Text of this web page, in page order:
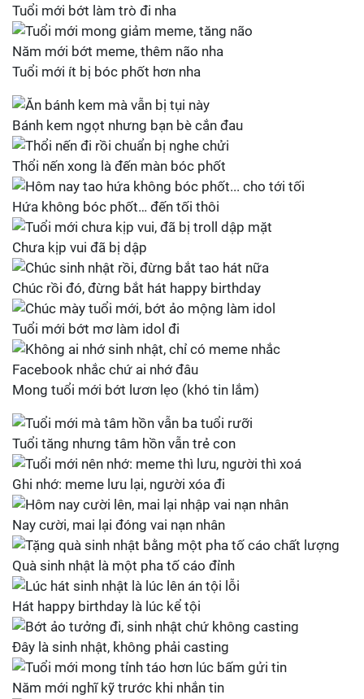
Tuổi mới bớt làm trò đi nha
Năm mới bớt meme, thêm não nha
Tuổi mới ít bị bóc phốt hơn nha
Bánh kem ngọt nhưng bạn bè cắn đau
Thổi nến xong là đến màn bóc phốt
Hứa không bóc phốt… đến tối thôi
Chưa kịp vui đã bị dập
Chúc rồi đó, đừng bắt hát happy birthday
Tuổi mới bớt mơ làm idol đi
Facebook nhắc chứ ai nhớ đâu
Mong tuổi mới bớt lươn lẹo (khó tin lắm)
Tuổi tăng nhưng tâm hồn vẫn trẻ con
Ghi nhớ: meme lưu lại, người xóa đi
Nay cười, mai lại đóng vai nạn nhân
Quà sinh nhật là một pha tố cáo đỉnh
Hát happy birthday là lúc kể tội
Đây là sinh nhật, không phải casting
Năm mới nghĩ kỹ trước khi nhắn tin